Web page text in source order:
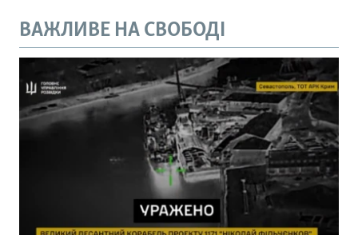
ВАЖЛИВЕ НА СВОБОДІ